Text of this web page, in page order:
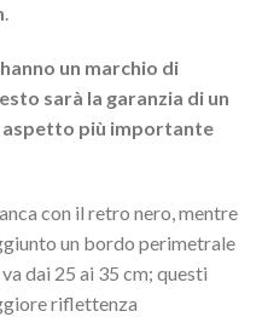
.
un marchio di
sarà la garanzia di un
più importante
con il retro nero, mentre
un bordo perimetrale
dai 25 ai 35 cm; questi
riflettenza